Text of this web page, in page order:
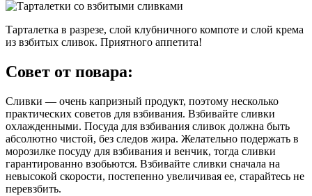
Тарталетка в разрезе, слой клубничного компоте и слой крема
из взбитых сливок. Приятного аппетита!
Совет от повара:
Сливки — очень капризный продукт, поэтому несколько
практических советов для взбивания. Взбивайте сливки
охлажденными. Посуда для взбивания сливок должна быть
абсолютно чистой, без следов жира. Желательно подержать в
морозилке посуду для взбивания и венчик, тогда сливки
гарантированно взобьются. Взбивайте сливки сначала на
невысокой скорости, постепенно увеличивая ее, старайтесь не
перевзбить.